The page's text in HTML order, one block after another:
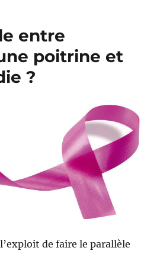
entre
poitrine et
?
de faire le parallèle